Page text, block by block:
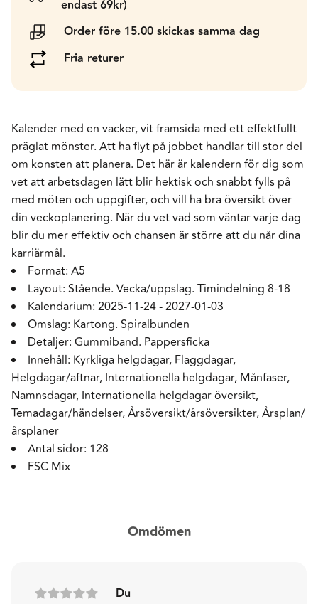
endast 69kr)
Order före 15.00 skickas samma dag
Fria returer
Kalender med en vacker, vit framsida med ett effektfullt
präglat mönster. Att ha flyt på jobbet handlar till stor del
om konsten att planera. Det här är kalendern för dig som
vet att arbetsdagen lätt blir hektisk och snabbt fylls på
med möten och uppgifter, och vill ha bra översikt över
din veckoplanering. När du vet vad som väntar varje dag
blir du mer effektiv och chansen är större att du når dina
karriärmål.
Format: A5
Layout: Stående. Vecka/uppslag. Timindelning 8-18
Kalendarium: 2025-11-24 - 2027-01-03
Omslag: Kartong. Spiralbunden
Detaljer: Gummiband. Pappersficka
Innehåll: Kyrkliga helgdagar, Flaggdagar,
Helgdagar/aftnar, Internationella helgdagar, Månfaser,
Namnsdagar, Internationella helgdagar översikt,
Temadagar/händelser, Årsöversikt/årsöversikter, Årsplan/
årsplaner
Antal sidor: 128
FSC Mix
Omdömen
Du